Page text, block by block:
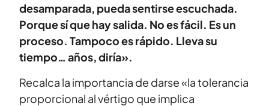
desamparada, pueda sentirse escuchada.
Porque sí que hay salida. No es fácil. Es un
proceso. Tampoco es rápido. Lleva su
tiempo… años, diría».
Recalca la importancia de darse «la tolerancia
proporcional al vértigo que implica